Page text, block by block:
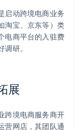
启动跨境电商业务
淘宝、京东等）类
电商平台的入驻费
研。
展
跨境电商服务商开
营网店，其团队通